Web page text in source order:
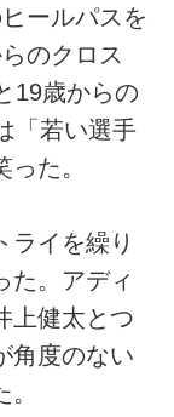
ールパスを
のクロス
19歳からの
「若い選手
た。
イを繰り
た。アディ
上健太とつ
角度のない